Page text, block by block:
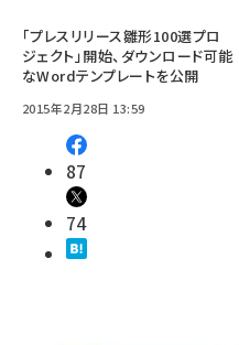
「プレスリリース雛形100選プロ
ジェクト」開始、ダウンロード可能
なWordテンプレートを公開
2015年2月28日 13:59
87
74